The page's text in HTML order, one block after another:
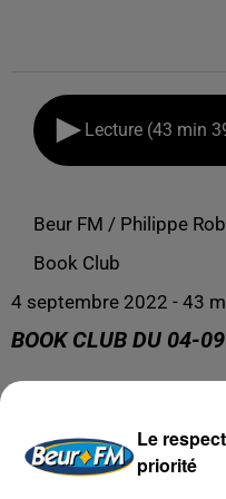
Lecture (43 min
Beur FM / Philippe
Book Club
4 septembre 2022 - 43
BOOK CLUB DU 04-
Le
priorité